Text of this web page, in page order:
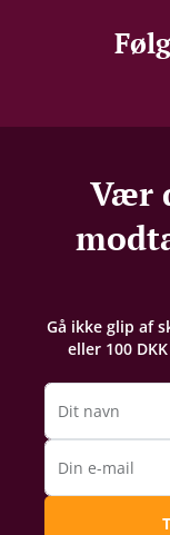
Vær
Gå ikke glip af
eller 100
Dit navn
Din e-mail